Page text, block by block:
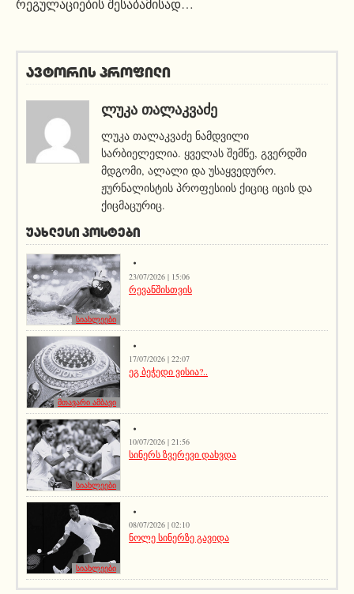
ავტორის პროფილი
ᲚᲣᲙᲐ ᲗᲐᲚᲐᲙᲕᲐᲫᲔ
ლუკა თალაკვაძე ნამდვილი
სარბიელელია. ყველას შემწე, გვერდში
მდგომი, ალალი და უსაყვედურო.
ჟურნალისტის პროფესიის ქიციც იცის და
ქიცმაცურიც.
ᲣᲐᲮᲚᲔᲡᲘ ᲞᲝᲡᲢᲔᲑᲘ
სიახლეები
23/07/2026 | 15:06
რევანშისთვის
მთავარი ამბავი
17/07/2026 | 22:07
ეგ ბეჭედი ვისია?..
სიახლეები
10/07/2026 | 21:56
სინერს ზვერევი დახვდა
სიახლეები
08/07/2026 | 02:10
ნოლე სინერზე გავიდა